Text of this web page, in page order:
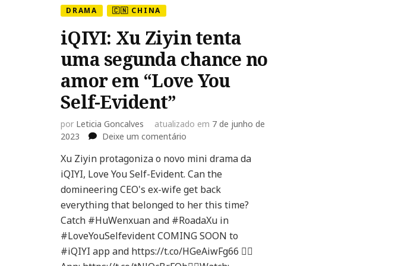
DRAMA 🇨🇳 CHINA
iQIYI: Xu Ziyin tenta
uma segunda chance no
amor em “Love You
Self-Evident”
por Leticia Goncalves atualizado em 7 de junho de
2023
Deixe um comentário
Xu
Ziyin
tenta
uma
segunda
chance
no
amor
Xu Ziyin protagoniza o novo mini drama da
iQIYI, Love You Self-Evident. Can the
domineering CEO's ex-wife get back
everything that belonged to her this time?
Catch #HuWenxuan and #RoadaXu in
#LoveYouSelfevident COMING SOON to
#iQIYI app and https://t.co/HGeAiwFg66 👉🏻